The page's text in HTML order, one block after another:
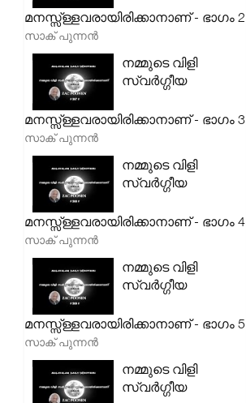
മനസ്സ്ള്ളവരായിരിക്കാനാണ് - ഭാഗം 2
സാക് പുന്നൻ
നമ്മുടെ വിളി
സ്വർഗ്ഗീയ
മനസ്സ്ള്ളവരായിരിക്കാനാണ് - ഭാഗം 3
സാക് പുന്നൻ
നമ്മുടെ വിളി
സ്വർഗ്ഗീയ
മനസ്സ്ള്ളവരായിരിക്കാനാണ് - ഭാഗം 4
സാക് പുന്നൻ
നമ്മുടെ വിളി
സ്വർഗ്ഗീയ
മനസ്സ്ള്ളവരായിരിക്കാനാണ് - ഭാഗം 5
സാക് പുന്നൻ
നമ്മുടെ വിളി
സ്വർഗ്ഗീയ